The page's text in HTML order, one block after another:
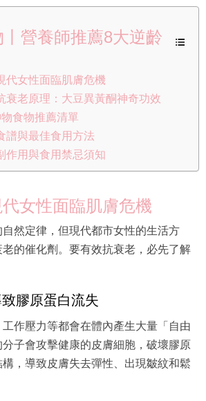
營養師推薦8大逆齡
代女性面臨肌膚危機
衰老原理：大豆異黃酮神奇功效
食物推薦清單
譜與最佳食用方法
作用與食用禁忌須知
女性面臨肌膚危機
然定律，但現代都市女性的生活方
的催化劑。要有效抗衰老，必先了解
膠原蛋白流失
作壓力等都會在體內產生大量「自由
子會攻擊健康的皮膚細胞，破壞膠原
，導致皮膚失去彈性、出現皺紋和鬆